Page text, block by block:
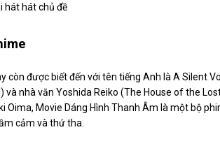
hát hát chủ đề
còn được biết đến với tên tiếng Anh là A Silent
và nhà văn Yoshida Reiko (The House of the
Oima, Movie Dáng Hình Thanh Âm là một bộ
cảm và thứ tha.